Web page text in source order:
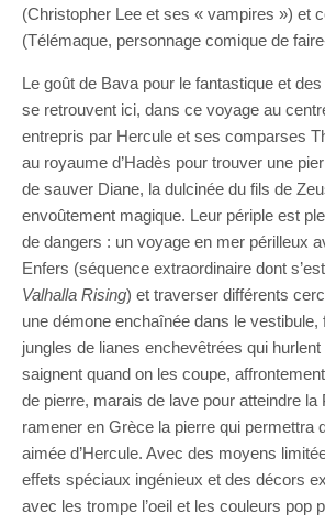
(Christopher Lee et ses « vampires ») et
(Télémaque, personnage comique de
Le goût de Bava pour le fantastique et
se retrouvent ici, dans ce voyage au
entrepris par Hercule et ses comparses
au royaume d’Hadès pour trouver une
de sauver Diane, la dulcinée du fils de
envoûtement magique. Leur périple est
de dangers : un voyage en mer périlleux
Enfers (séquence extraordinaire dont
Valhalla Rising) et traverser différents
une démone enchaînée dans le vestibule,
jungles de lianes enchevêtrées qui
saignent quand on les coupe,
de pierre, marais de lave pour atteindre la
ramener en Grèce la pierre qui permettra
aimée d’Hercule. Avec des moyens
effets spéciaux ingénieux et des décors
avec les trompe l’oeil et les couleurs pop